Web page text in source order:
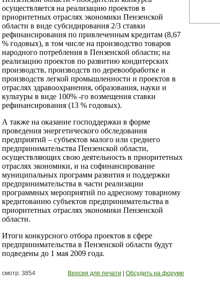
осуществляется на реализацию проектов в
приоритетных отраслях экономики Пензенской
области в виде субсидирования 2/3 ставки
рефинансирования по привлеченным кредитам (8,67
% годовых), в том числе на производство товаров
народного потребления в Пензенской области; на
реализацию проектов по развитию кондитерских
производств, производств по деревообработке и
производств легкой промышленности и проектов в
отраслях здравоохранения, образования, науки и
культуры в виде 100% -го возмещения ставки
рефинансирования (13 % годовых).
А также на оказание господдержки в форме
проведения энергетического обследования
предприятий – субъектов малого или среднего
предпринимательства Пензенской области,
осуществляющих свою деятельность в приоритетных
отраслях экономики, и на софинансирование
муниципальных программ развития и поддержки
предпринимательства в части реализации
программных мероприятий по адресному товарному
кредитованию субъектов предпринимательства в
приоритетных отраслях экономики Пензенской
области.
Итоги конкурсного отбора проектов в сфере
предпринимательства в Пензенской области будут
подведены до 1 мая 2009 года.
смотр: 3854 Версия для печати Обсудить на форуме